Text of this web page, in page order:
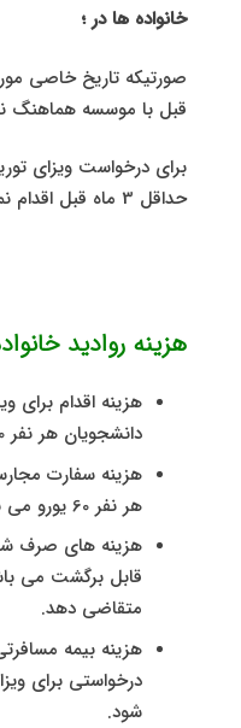
خانواده ها در ؛
قبل با موسسه هماهنگ
برای درخواست ویزای
حداقل 3 ماه قبل اقدام نمایند.
هزینه روادید
هزینه اقدام برای
دانشجویان هر نفر 40 یورو می باشد.
هزینه سفارت
هر نفر 60 یورو می باشد که باید از قبل تهیه فرمایید.
هزینه های صرف
قابل برگشت می
متقاضی دهد.
هزینه بیمه
درخواستی برای
شود.